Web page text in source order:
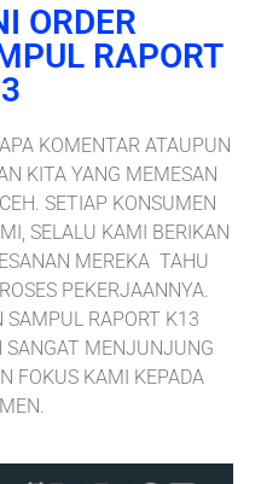
ORDER
RAPORT
KOMENTAR ATAUPUN
KITA YANG MEMESAN
SETIAP KONSUMEN
SELALU KAMI BERIKAN
MEREKA TAHU
PEKERJAANNYA.
SAMPUL RAPORT K13
SANGAT MENJUNJUNG
FOKUS KAMI KEPADA